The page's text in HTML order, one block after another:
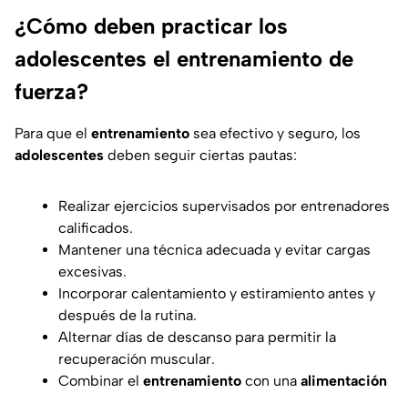
¿Cómo deben practicar los
adolescentes el entrenamiento de
fuerza?
Para que el entrenamiento sea efectivo y seguro, los
adolescentes deben seguir ciertas pautas:
Realizar ejercicios supervisados por entrenadores
calificados.
Mantener una técnica adecuada y evitar cargas
excesivas.
Incorporar calentamiento y estiramiento antes y
después de la rutina.
Alternar días de descanso para permitir la
recuperación muscular.
Combinar el entrenamiento con una alimentación